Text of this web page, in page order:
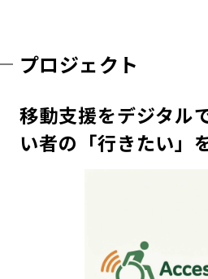
プロジェクト
移動支援をデジタル
い者の「行きたい」